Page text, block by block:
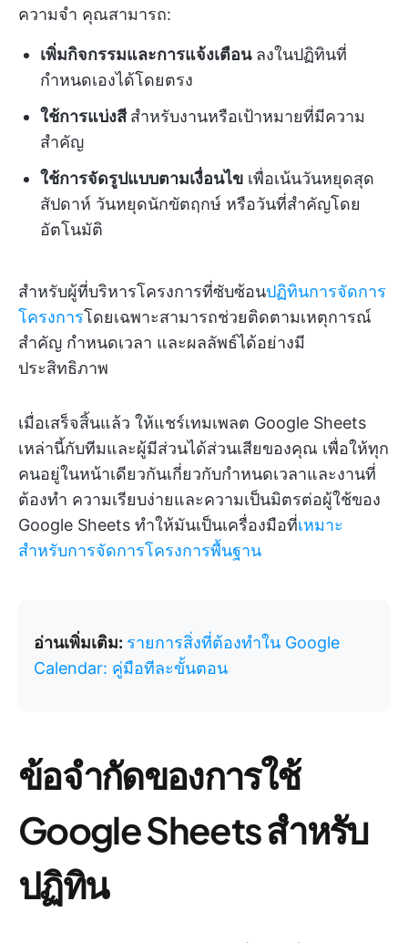
ความจำ คุณสามารถ:
เพิ่มกิจกรรมและการแจ้งเตือนลงในปฏิทินที่
กำหนดเองได้โดยตรง
ใช้การแบ่งสีสำหรับงานหรือเป้าหมายที่มีความ
สำคัญ
ใช้การจัดรูปแบบตามเงื่อนไข เพื่อเน้นวันหยุดสุด
สัปดาห์ วันหยุดนักขัตฤกษ์ หรือวันที่สำคัญโดย
อัตโนมัติ
สำหรับผู้ที่บริหารโครงการที่ซับซ้อนปฏิทินการจัดการ
โครงการโดยเฉพาะสามารถช่วยติดตามเหตุการณ์
สำคัญ กำหนดเวลา และผลลัพธ์ได้อย่างมี
ประสิทธิภาพ
เมื่อเสร็จสิ้นแล้ว ให้แชร์เทมเพลต Google Sheets
เหล่านี้กับทีมและผู้มีส่วนได้ส่วนเสียของคุณ เพื่อให้ทุก
คนอยู่ในหน้าเดียวกันเกี่ยวกับกำหนดเวลาและงานที่
ต้องทำ ความเรียบง่ายและความเป็นมิตรต่อผู้ใช้ของ
Google Sheets ทำให้มันเป็นเครื่องมือที่เหมาะ
สำหรับการจัดการโครงการพื้นฐาน
อ่านเพิ่มเติม: รายการสิ่งที่ต้องทำใน Google
Calendar: คู่มือทีละขั้นตอน
ข้อจำกัดของการใช้
Google Sheets สำหรับ
ปฏิทิน